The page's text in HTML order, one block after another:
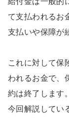
て支払われるお
支払いや保障が
これに対して保
われるお金で、
約は終了します。
今回解説してい